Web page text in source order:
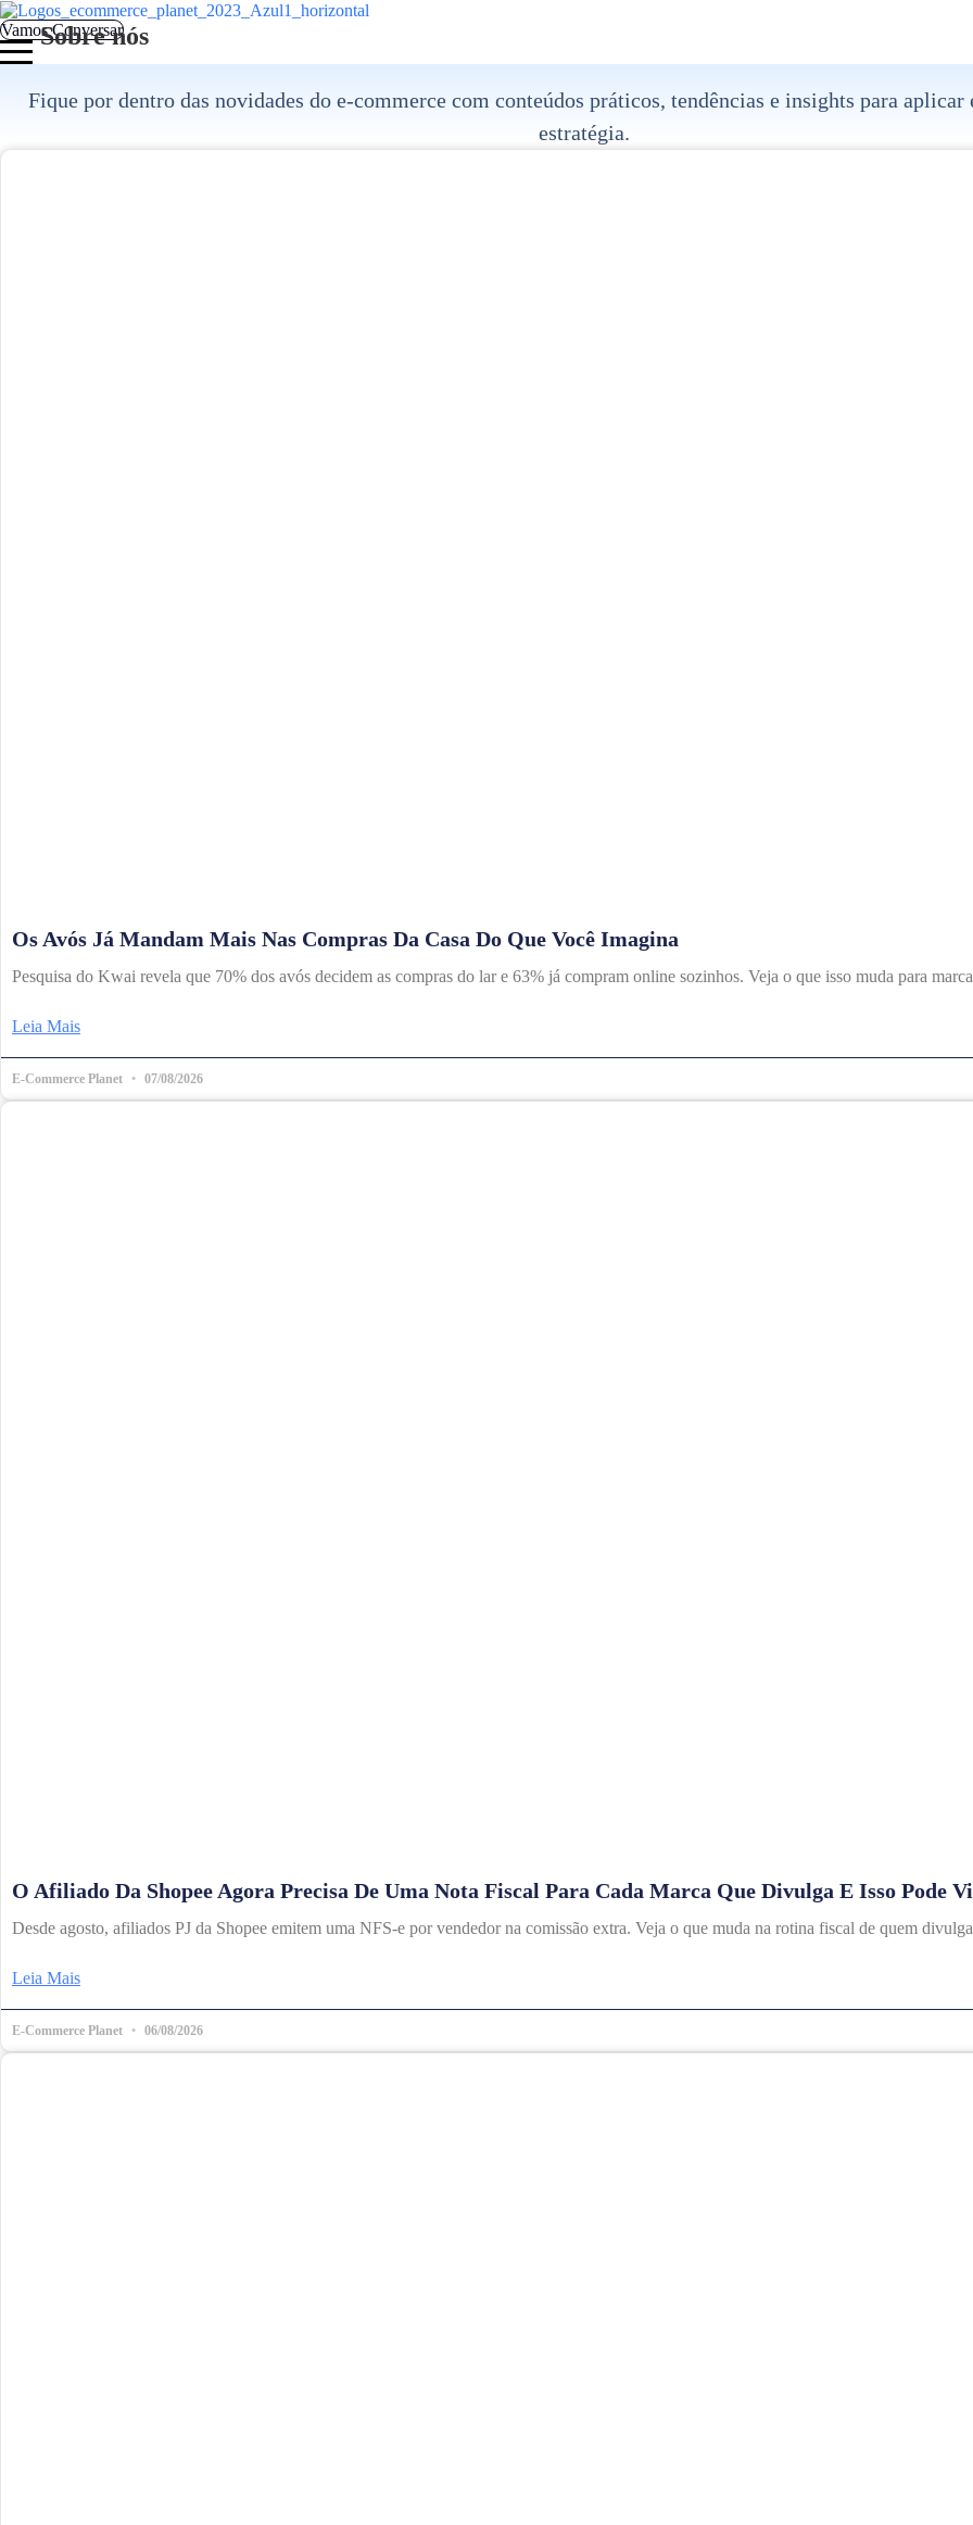
Pular
para
o
conteúdo
Vamos Conversar
Sobre nós
Fique por dentro das novidades do e-commerce com conteúdos práticos, tendências e insights para aplicar
estratégia.
Os Avós Já Mandam Mais Nas Compras Da Casa Do Que Você Imagina
Pesquisa do Kwai revela que 70% dos avós decidem as compras do lar e 63% já compram online sozinhos. Veja o que isso muda para
Leia Mais
E-Commerce Planet 07/08/2026
O Afiliado Da Shopee Agora Precisa De Uma Nota Fiscal Para Cada Marca Que Divulga E Isso Pode
Desde agosto, afiliados PJ da Shopee emitem uma NFS-e por vendedor na comissão extra. Veja o que muda na rotina fiscal de quem
Leia Mais
E-Commerce Planet 06/08/2026